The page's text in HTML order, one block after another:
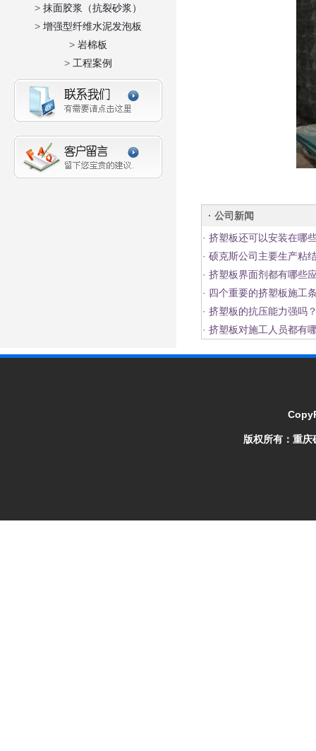
> 抹面胶浆（抗裂砂浆）
> 增强型纤维水泥发泡板
> 岩棉板
> 工程案例
· 公司新闻
· 挤塑板还可以安装在哪
· 硕克斯公司主要生产粘
· 挤塑板界面剂都有哪些
· 四个重要的挤塑板施工
· 挤塑板的抗压能力强吗
· 挤塑板对施工人员都有
版权所有： 重庆